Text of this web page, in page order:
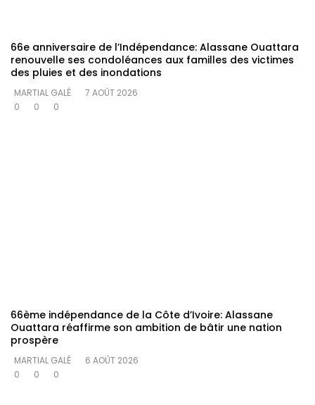
66e anniversaire de l’Indépendance: Alassane Ouattara
renouvelle ses condoléances aux familles des victimes
des pluies et des inondations
MARTIAL GALÉ
7 AOÛT 2026
0
0 0
66ème indépendance de la Côte d’Ivoire: Alassane
Ouattara réaffirme son ambition de bâtir une nation
prospère
MARTIAL GALÉ
6 AOÛT 2026
0
0 0